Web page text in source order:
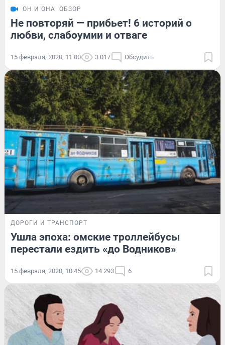
ОН И ОНА ОБЗОР
Не повторяй — прибьет! 6 историй о
любви, слабоумии и отваге
15 февраля, 2020, 11:00 3 017 Обсудить
ДОРОГИ И ТРАНСПОРТ
Ушла эпоха: омские троллейбусы
перестали ездить «до Водников»
15 февраля, 2020, 10:45 14 293 6